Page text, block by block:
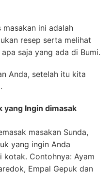
masakan ini adalah
resep serta melihat
saja yang ada di Bumi.
Anda, setelah itu kita
yang Ingin dimasak
masakan Sunda,
yang ingin Anda
kotak. Contohnya: Ayam
Empal Gepuk dan